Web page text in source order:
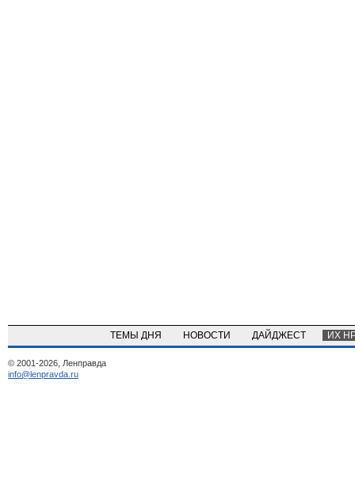
ТЕМЫ ДНЯ НОВОСТИ ДАЙДЖЕСТ ИХ
© 2001-2026, Ленправда
info@lenpravda.ru